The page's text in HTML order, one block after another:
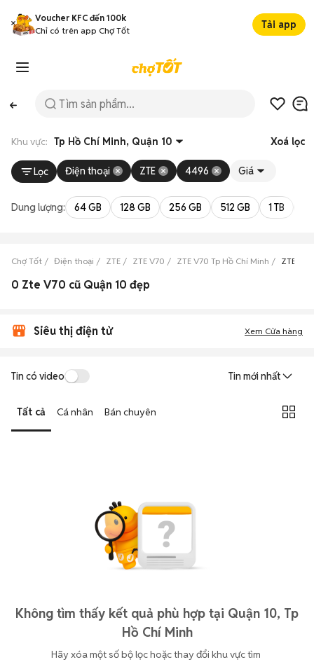
Voucher KFC đến 100k
Chỉ có trên app Chợ Tốt
Tải app
Khu vực: Tp Hồ Chí Minh, Quận 10 Xoá lọc
Lọc Điện thoại ZTE 4496 Giá
Dung lượng: 64 GB 128 GB 256 GB 512 GB 1 TB
Chợ Tốt Điện thoại ZTE ZTE V70 ZTE V70 Tp Hồ Chí Minh ZTE
0 Zte V70 cũ Quận 10 đẹp
Siêu thị điện tử Xem Cửa hàng
Tin có video Tin mới nhất
Tất cả Cá nhân Bán chuyên
Không tìm thấy kết quả phù hợp tại Quận 10, Tp
Hồ Chí Minh
Hãy xóa một số bộ lọc hoặc thay đổi khu vực tìm